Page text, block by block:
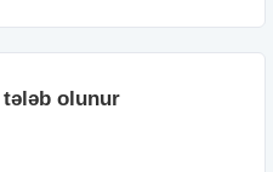
tələb olunur